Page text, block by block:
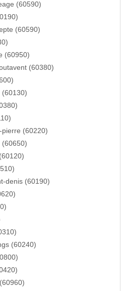
(60590)
(60590)
(60950)
(60380)
(60130)
pierre (60220)
(60650)
denis (60190)
(60240)